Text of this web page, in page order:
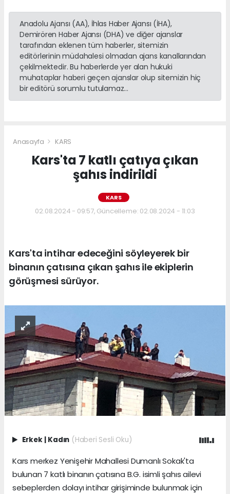
Anadolu Ajansı (AA), İhlas Haber Ajansı (İHA),
Demirören Haber Ajansı (DHA) ve diğer ajanslar
tarafından eklenen tüm haberler, sitemizin
editörlerinin müdahalesi olmadan ajans kanallarından
çekilmektedir. Bu haberlerde yer alan hukuki
muhataplar haberi geçen ajanslar olup sitemizin hiç
bir editörü sorumlu tutulamaz...
Anasayfa KARS
Kars'ta 7 katlı çatıya çıkan
şahıs indirildi
KARS
02.08.2024 - 09:57, Güncelleme: 02.08.2024 - 11:03
Kars'ta intihar edeceğini söyleyerek bir
binanın çatısına çıkan şahıs ile ekiplerin
görüşmesi sürüyor.
Erkek | Kadın (Haberi Sesli Oku)
Kars merkez Yenişehir Mahallesi Dumanlı Sokak'ta
bulunan 7 katlı binanın çatısına B.G. isimli şahıs ailevi
sebeplerden dolayı intihar girişiminde bulunmak için